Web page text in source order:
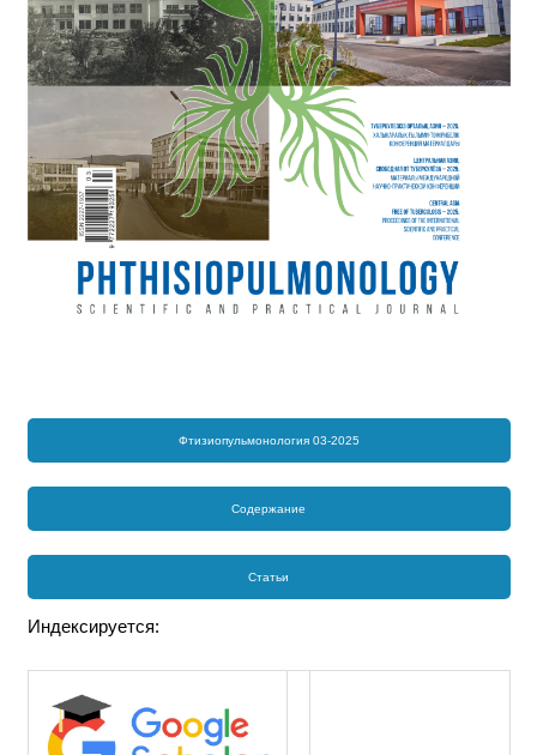
Фтизиопульмонология 03-2025
Содержание
Статьи
Индексируется: